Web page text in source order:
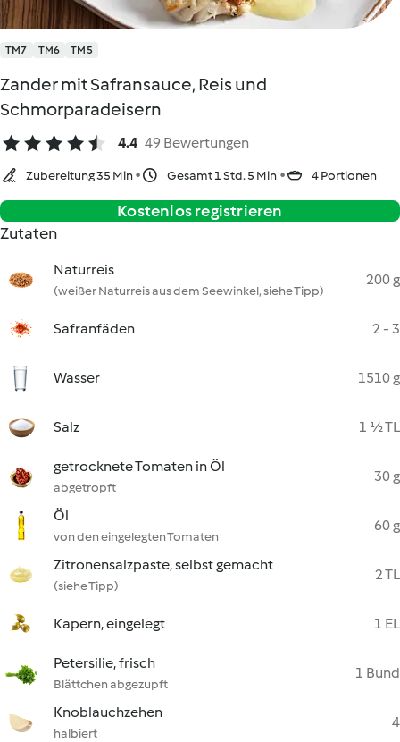
TM7 TM6 TM5
Zander mit Safransauce, Reis und
Schmorparadeisern
4.4 49 Bewertungen
Zubereitung 35 Min Gesamt 1 Std. 5 Min 4 Portionen
Kostenlos registrieren
Zutaten
Naturreis
(weißer Naturreis aus dem Seewinkel, siehe Tipp)
200 g
Safranfäden 2 - 3
Wasser 1510 g
Salz 1 ½ TL
getrocknete Tomaten in Öl
abgetropft
30 g
Öl
von den eingelegten Tomaten
60 g
Zitronensalzpaste, selbst gemacht
(siehe Tipp)
2 TL
Kapern, eingelegt 1 EL
Petersilie, frisch
Blättchen abgezupft
1 Bund
Knoblauchzehen
halbiert
4